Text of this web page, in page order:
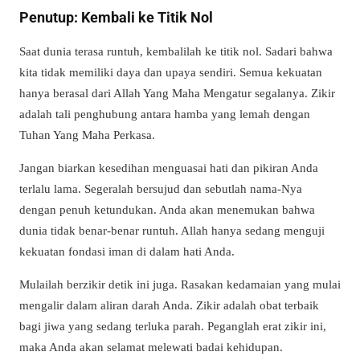
Penutup: Kembali ke Titik Nol
Saat dunia terasa runtuh, kembalilah ke titik nol. Sadari bahwa
kita tidak memiliki daya dan upaya sendiri. Semua kekuatan
hanya berasal dari Allah Yang Maha Mengatur segalanya. Zikir
adalah tali penghubung antara hamba yang lemah dengan
Tuhan Yang Maha Perkasa.
Jangan biarkan kesedihan menguasai hati dan pikiran Anda
terlalu lama. Segeralah bersujud dan sebutlah nama-Nya
dengan penuh ketundukan. Anda akan menemukan bahwa
dunia tidak benar-benar runtuh. Allah hanya sedang menguji
kekuatan fondasi iman di dalam hati Anda.
Mulailah berzikir detik ini juga. Rasakan kedamaian yang mulai
mengalir dalam aliran darah Anda. Zikir adalah obat terbaik
bagi jiwa yang sedang terluka parah. Peganglah erat zikir ini,
maka Anda akan selamat melewati badai kehidupan.